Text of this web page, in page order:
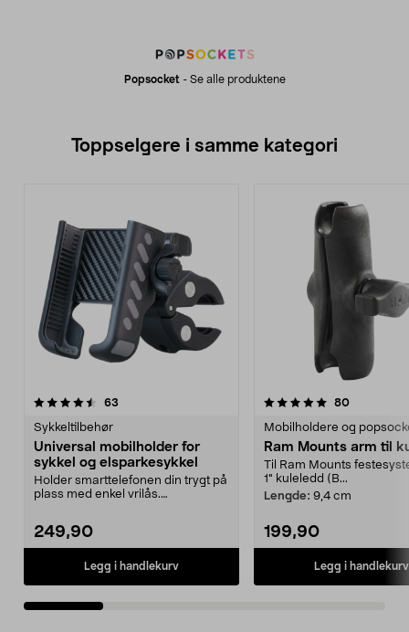
Popsocket - Se alle produktene
Toppselgere i samme kategori
63
Sykkeltilbehør
Universal mobilholder for
sykkel og elsparkesykkel
Holder smarttelefonen din trygt på
plass med enkel vrilås.
249,90
Legg i handlekurv
5.0 av 5 stjerner 80
Mobilholdere og
Ram Mounts arm til
Til Ram Mounts
1" kuleledd (B...
Lengde: 9,4 cm
199,90
Legg i handlekurv
4.5 av 5 stjerner